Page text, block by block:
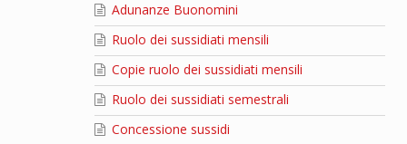
Adunanze Buonomini
Ruolo dei sussidiati mensili
Copie ruolo dei sussidiati mensili
Ruolo dei sussidiati semestrali
Concessione sussidi